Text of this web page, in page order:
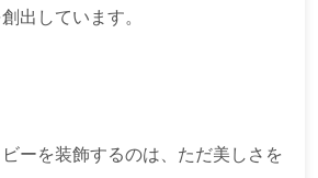
出しています。
ーを装飾するのは、ただ美しさを